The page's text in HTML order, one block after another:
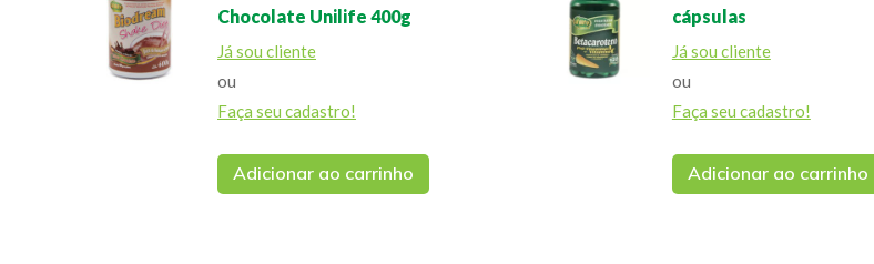
Chocolate Unilife 400g
Já sou cliente
ou
Faça seu cadastro!
Adicionar ao carrinho
cápsulas
Já sou cliente
ou
Faça seu cadastro!
Adicionar ao carrinho